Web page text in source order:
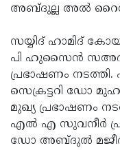
Observance
2025
Sunday
2025
By-
Election
Updates
Bihar
Assembly
Polls
Kerala
Local
Body
Look
Back
2025
അബ്ദുല്ല അല്‍
സയ്യിദ് ഹാമിദ്
പി ഹുസൈന്‍
പ്രഭാഷണം
സെക്രട്ടറി ഡോ
മുഖ്യ പ്രഭാഷണം
എല്‍ എ സുവനീര്‍
ഡോ അബ്ദുല്‍ മജീദ്